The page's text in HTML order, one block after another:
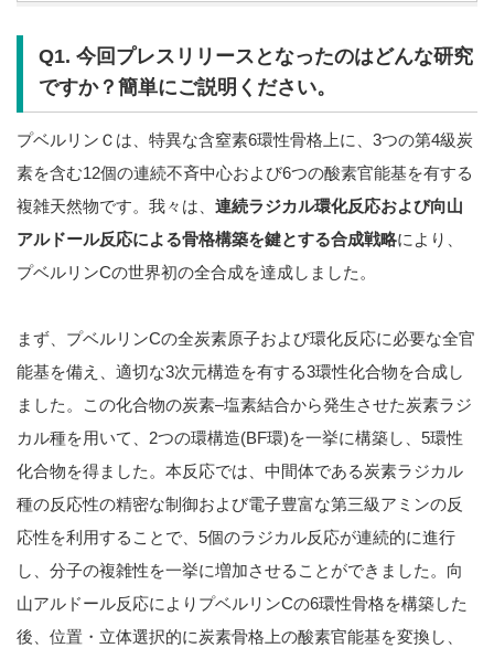
Q1. 今回プレスリリースとなったのはどんな研究
ですか？簡単にご説明ください。
プベルリンＣは、特異な含窒素6環性骨格上に、3つの第4級炭
素を含む12個の連続不斉中心および6つの酸素官能基を有する
複雑天然物です。我々は、 連続ラジカル環化反応および向山
アルドール反応による骨格構築を鍵とする合成戦略により、
プベルリンCの世界初の全合成を達成しました。
まず、プベルリンCの全炭素原子および環化反応に必要な全官
能基を備え、適切な3次元構造を有する3環性化合物を合成し
ました。この化合物の炭素–塩素結合から発生させた炭素ラジ
カル種を用いて、2つの環構造(BF環)を一挙に構築し、5環性
化合物を得ました。本反応では、中間体である炭素ラジカル
種の反応性の精密な制御および電子豊富な第三級アミンの反
応性を利用することで、5個のラジカル反応が連続的に進行
し、分子の複雑性を一挙に増加させることができました。向
山アルドール反応によりプベルリンCの6環性骨格を構築した
後、位置・立体選択的に炭素骨格上の酸素官能基を変換し、